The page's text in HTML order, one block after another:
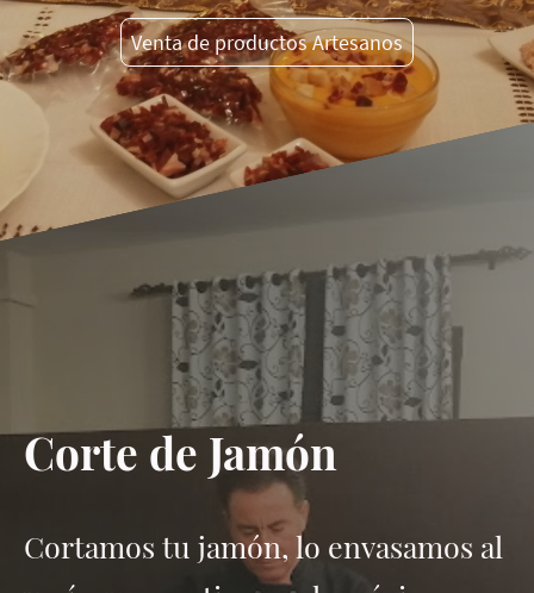
Venta de productos Artesanos
Corte de Jamón
Cortamos tu jamón, lo envasamos al